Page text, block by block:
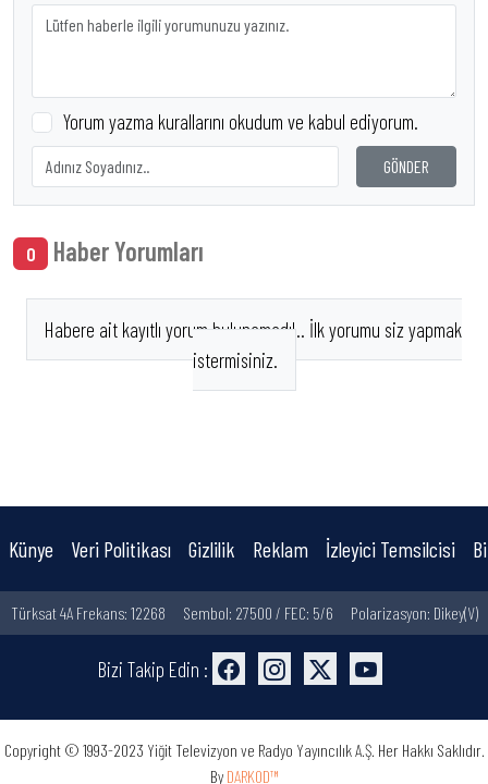
Yorum yazma kurallarını okudum ve kabul ediyorum.
GÖNDER
0 Haber Yorumları
Habere ait kayıtlı yorum bulunamadı!.. İlk yorumu siz yapmak
istermisiniz.
Künye Veri Politikası Gizlilik Reklam İzleyici Temsilcisi
Türksat 4A Frekans: 12268 Sembol: 27500 / FEC: 5/6 Polarizasyon: Dikey(V)
Bizi Takip Edin :
Copyright © 1993-2023 Yiğit Televizyon ve Radyo Yayıncılık A.Ş. Her Hakkı Saklıdır.
By DARKOD™